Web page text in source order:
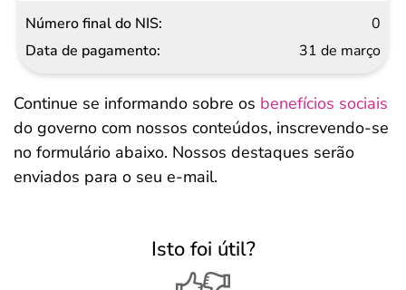
0
31 de março
Continue se informando sobre os benefícios sociais
do governo com nossos conteúdos, inscrevendo-se
no formulário abaixo. Nossos destaques serão
enviados para o seu e-mail.
Isto foi útil?